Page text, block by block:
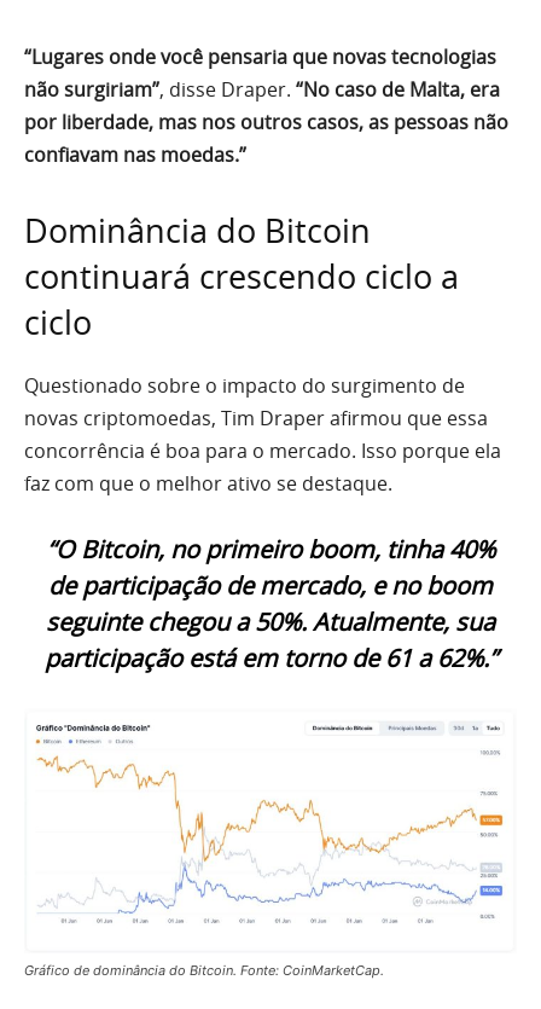
“Lugares onde você pensaria que novas tecnologias
não surgiriam”, disse Draper. “No caso de Malta, era
por liberdade, mas nos outros casos, as pessoas não
confiavam nas moedas.”
Dominância do Bitcoin
continuará crescendo ciclo a
ciclo
Questionado sobre o impacto do surgimento de
novas criptomoedas, Tim Draper afirmou que essa
concorrência é boa para o mercado. Isso porque ela
faz com que o melhor ativo se destaque.
“O Bitcoin, no primeiro boom, tinha 40%
de participação de mercado, e no boom
seguinte chegou a 50%. Atualmente, sua
participação está em torno de 61 a 62%.”
Gráfico de dominância do Bitcoin. Fonte: CoinMarketCap.